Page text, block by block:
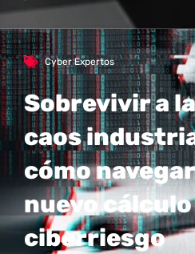
Cyber Expertos
Sobrevivir a
caos
cómo
nuevo
ciberriesgo